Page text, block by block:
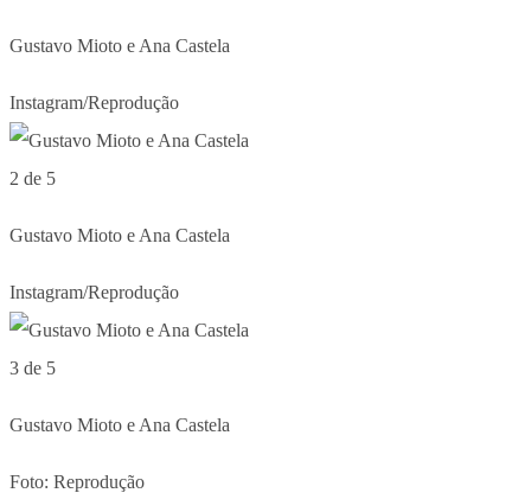
Gustavo Mioto e Ana Castela
Instagram/Reprodução
2 de 5
Gustavo Mioto e Ana Castela
Instagram/Reprodução
3 de 5
Gustavo Mioto e Ana Castela
Foto: Reprodução